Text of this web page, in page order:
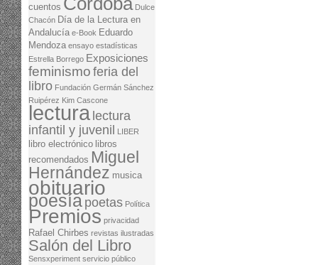
cuentos
Dulce
Chacón Día de la Lectura en
Andalucía e-Book Eduardo
Mendoza ensayo estadísticas
Estrella Borrego Exposiciones
feminismo feria del
libro Fundación Germán Sánchez
Ruipérez Kim Cascone
lectura lectura
infantil y juvenil
LIBER
libro electrónico libros
recomendados Miguel
Hernández musica
obituario
poesía poetas Política
Premios privacidad
Rafael Chirbes revistas ilustradas
Salón del Libro
Sensxperiment servicio público